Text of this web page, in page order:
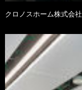
クロノスホーム株式会社